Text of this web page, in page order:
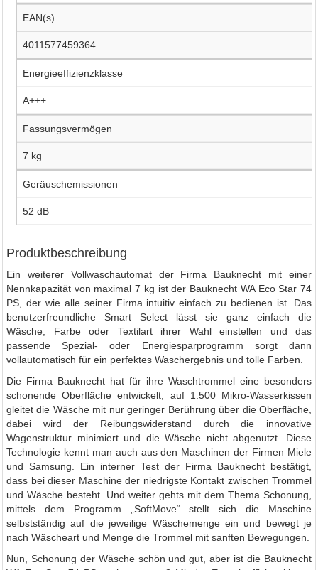
EAN(s)
4011577459364
Energieeffizienzklasse
A+++
Fassungsvermögen
7 kg
Geräuschemissionen
52 dB
Produktbeschreibung
Ein weiterer Vollwaschautomat der Firma Bauknecht mit einer
Nennkapazität von maximal 7 kg ist der Bauknecht WA Eco Star 74
PS, der wie alle seiner Firma intuitiv einfach zu bedienen ist. Das
benutzerfreundliche Smart Select lässt sie ganz einfach die
Wäsche, Farbe oder Textilart ihrer Wahl einstellen und das
passende Spezial- oder Energiesparprogramm sorgt dann
vollautomatisch für ein perfektes Waschergebnis und tolle Farben.
Die Firma Bauknecht hat für ihre Waschtrommel eine besonders
schonende Oberfläche entwickelt, auf 1.500 Mikro-Wasserkissen
gleitet die Wäsche mit nur geringer Berührung über die Oberfläche,
dabei wird der Reibungswiderstand durch die innovative
Wagenstruktur minimiert und die Wäsche nicht abgenutzt. Diese
Technologie kennt man auch aus den Maschinen der Firmen Miele
und Samsung. Ein interner Test der Firma Bauknecht bestätigt,
dass bei dieser Maschine der niedrigste Kontakt zwischen Trommel
und Wäsche besteht. Und weiter gehts mit dem Thema Schonung,
mittels dem Programm „SoftMove“ stellt sich die Maschine
selbstständig auf die jeweilige Wäschemenge ein und bewegt je
nach Wäscheart und Menge die Trommel mit sanften Bewegungen.
Nun, Schonung der Wäsche schön und gut, aber ist die Bauknecht